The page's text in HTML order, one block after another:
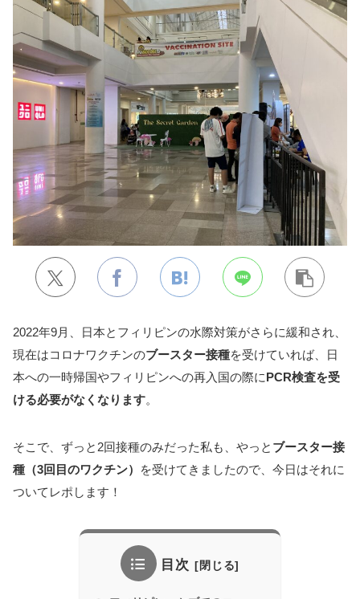
2022年9月、日本とフィリピンの水際対策がさらに緩和され、
現在はコロナワクチンのブースター接種を受けていれば、日
本への一時帰国やフィリピンへの再入国の際にPCR検査を受
ける必要がなくなります。
そこで、ずっと2回接種のみだった私も、やっと ブースター接
種（3回目のワクチン）
を受けてきましたので、今日はそれに
ついてレポします！
目次